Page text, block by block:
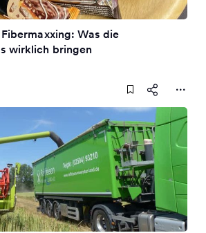
Was die
wirklich bringen